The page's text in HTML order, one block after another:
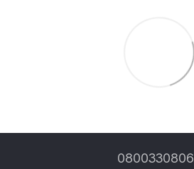
0800330806